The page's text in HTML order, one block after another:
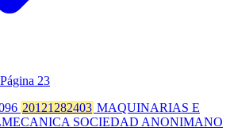
Página 23
20121282403 MAQUINARIAS E
SOCIEDAD ANONIMANO